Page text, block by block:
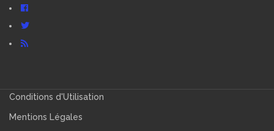
Conditions d'Utilisation
Mentions Légales